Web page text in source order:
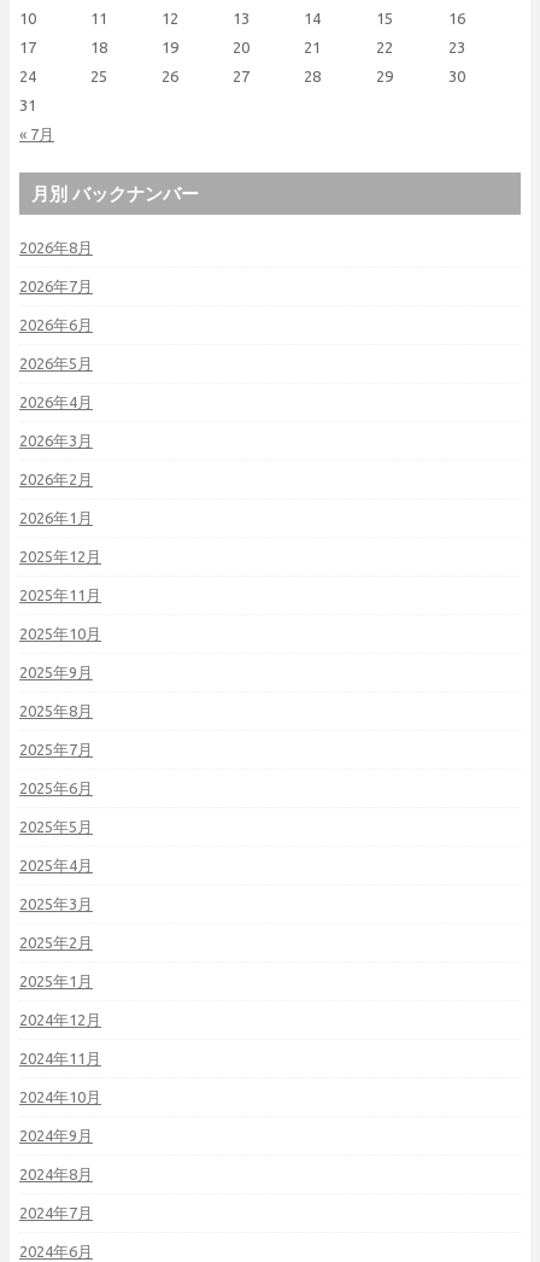
« 7月
10
11 12 13 14 15
16
17
18 19 20 21 22
23
24
25 26 27 28 29
30
31
月別 バックナンバー
2026年8月
2026年7月
2026年6月
2026年5月
2026年4月
2026年3月
2026年2月
2026年1月
2025年12月
2025年11月
2025年10月
2025年9月
2025年8月
2025年7月
2025年6月
2025年5月
2025年4月
2025年3月
2025年2月
2025年1月
2024年12月
2024年11月
2024年10月
2024年9月
2024年8月
2024年7月
2024年6月